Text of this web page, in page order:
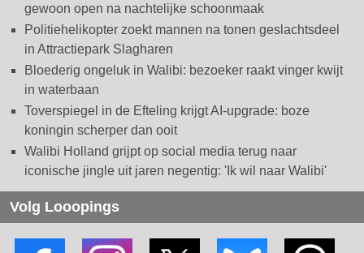
gewoon open na nachtelijke schoonmaak
Politiehelikopter zoekt mannen na tonen geslachtsdeel
in Attractiepark Slagharen
Bloederig ongeluk in Walibi: bezoeker raakt vinger kwijt
in waterbaan
Toverspiegel in de Efteling krijgt AI-upgrade: boze
koningin scherper dan ooit
Walibi Holland grijpt op social media terug naar
iconische jingle uit jaren negentig: 'Ik wil naar Walibi'
Volg Looopings